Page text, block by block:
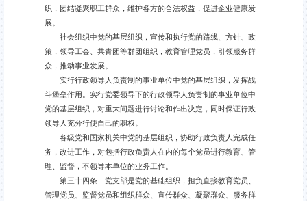
织，团结凝聚职工群众，维护各方的合法权益，促进企业健康发
展。
社会组织中党的基层组织，宣传和执行党的路线、方针、政
策，领导工会、共青团等群团组织，教育管理党员，引领服务群
众，推动事业发展。
实行行政领导人负责制的事业单位中党的基层组织，发挥战
斗堡垒作用。实行党委领导下的行政领导人负责制的事业单位中
党的基层组织，对重大问题进行讨论和作出决定，同时保证行政
领导人充分行使自己的职权。
各级党和国家机关中党的基层组织，协助行政负责人完成任
务，改进工作，对包括行政负责人在内的每个党员进行教育、管
理、监督，不领导本单位的业务工作。
第三十四条 党支部是党的基础组织，担负直接教育党员、
管理党员、监督党员和组织群众、宣传群众、凝聚群众、服务群